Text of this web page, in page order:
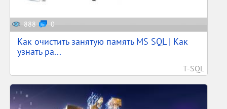
888 0
Как очистить занятую память MS SQL | Как
узнать ра...
T-SQL